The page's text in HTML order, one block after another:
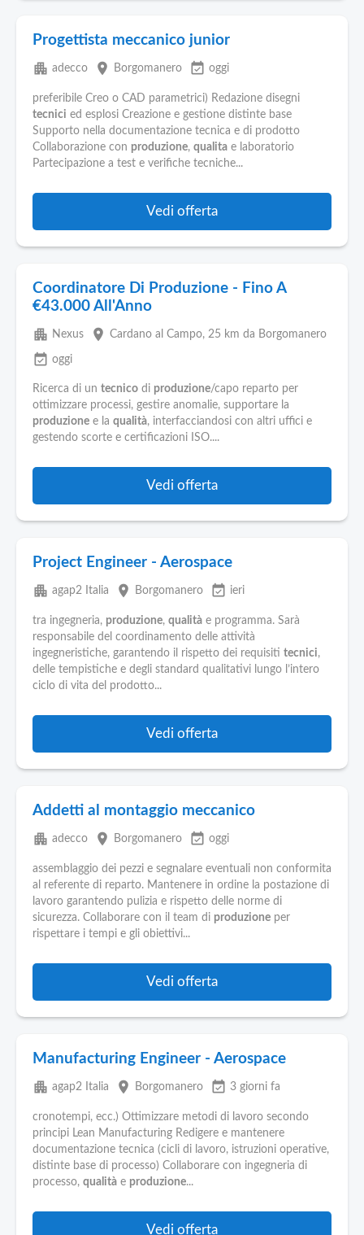
Progettista meccanico junior
apartment adecco place Borgomanero event_available oggi
preferibile Creo o CAD parametrici) Redazione disegni
tecnici ed esplosi Creazione e gestione distinte base
Supporto nella documentazione tecnica e di prodotto
Collaborazione con produzione, qualita e laboratorio
Partecipazione a test e verifiche tecniche...
Vedi offerta
Coordinatore Di Produzione - Fino A
€43.000 All'Anno
apartment Nexus place Cardano al Campo, 25 km da Borgomanero
event_available oggi
Ricerca di un tecnico di produzione/capo reparto per
ottimizzare processi, gestire anomalie, supportare la
produzione e la qualità, interfacciandosi con altri uffici e
gestendo scorte e certificazioni ISO....
Vedi offerta
Project Engineer - Aerospace
apartment agap2 Italia place Borgomanero event_available ieri
tra ingegneria, produzione, qualità e programma. Sarà
responsabile del coordinamento delle attività
ingegneristiche, garantendo il rispetto dei requisiti tecnici,
delle tempistiche e degli standard qualitativi lungo l’intero
ciclo di vita del prodotto...
Vedi offerta
Addetti al montaggio meccanico
apartment adecco place Borgomanero event_available oggi
assemblaggio dei pezzi e segnalare eventuali non conformita
al referente di reparto. Mantenere in ordine la postazione di
lavoro garantendo pulizia e rispetto delle norme di
sicurezza. Collaborare con il team di produzione per
rispettare i tempi e gli obiettivi...
Vedi offerta
Manufacturing Engineer - Aerospace
apartment agap2 Italia place Borgomanero event_available 3 giorni fa
cronotempi, ecc.) Ottimizzare metodi di lavoro secondo
principi Lean Manufacturing Redigere e mantenere
documentazione tecnica (cicli di lavoro, istruzioni operative,
distinte base di processo) Collaborare con ingegneria di
processo, qualità e produzione...
Vedi offerta